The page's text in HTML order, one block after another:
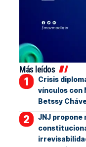
Más leídos
Crisis
vínculos con
Betssy
JNJ propone